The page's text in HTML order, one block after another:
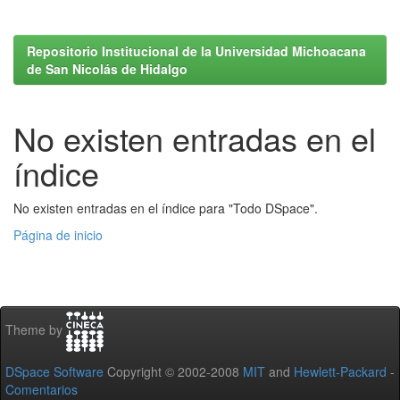
Repositorio Institucional de la Universidad Michoacana
de San Nicolás de Hidalgo
No existen entradas en el
índice
No existen entradas en el índice para "Todo DSpace".
Página de inicio
Theme by
DSpace Software Copyright © 2002-2008 MIT and Hewlett-Packard -
Comentarios